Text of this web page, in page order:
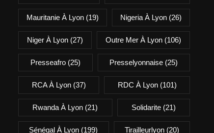
Mauritanie À Lyon (19) Nigeria À Lyon (26)
Niger À Lyon (27) Outre Mer À Lyon (106)
Presseafro(25) Presselyonnaise (25)
RCA À Lyon(37) RDC À Lyon(101)
Rwanda À Lyon (21) Solidarite(21)
Sénégal À Lyon (199) Tirailleurlyon(20)